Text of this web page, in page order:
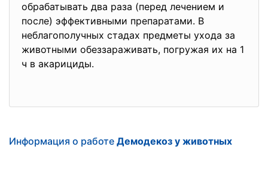
обрабатывать два раза (перед лечением и
после) эффективными препаратами. В
неблагополучных стадах предметы ухода за
животными обеззараживать, погружая их на 1
ч в акарициды.
Информация о работе Демодекоз у животных